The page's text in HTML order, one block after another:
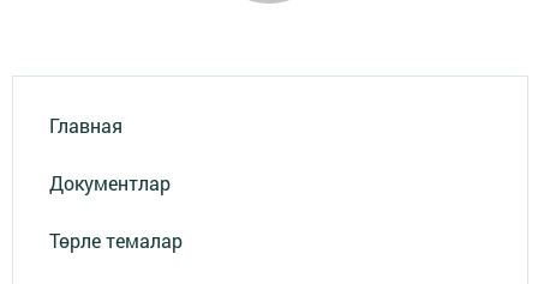
Главная
Документлар
Төрле темалар